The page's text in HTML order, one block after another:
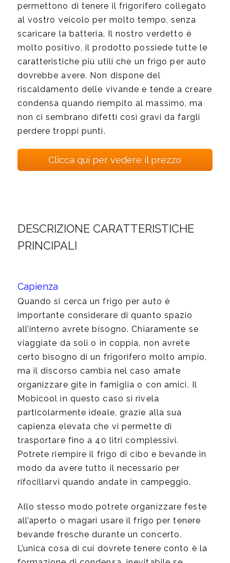
permettono di tenere il frigorifero collegato
al vostro veicolo per molto tempo, senza
scaricare la batteria. Il nostro verdetto è
molto positivo, il prodotto possiede tutte le
caratteristiche più utili che un frigo per auto
dovrebbe avere. Non dispone del
riscaldamento delle vivande e tende a creare
condensa quando riempito al massimo, ma
non ci sembrano difetti così gravi da fargli
perdere troppi punti.
Clicca qui per vedere il prezzo
DESCRIZIONE CARATTERISTICHE
PRINCIPALI
Capienza
Quando si cerca un frigo per auto è
importante considerare di quanto spazio
all’interno avrete bisogno. Chiaramente se
viaggiate da soli o in coppia, non avrete
certo bisogno di un frigorifero molto ampio,
ma il discorso cambia nel caso amate
organizzare gite in famiglia o con amici. Il
Mobicool in questo caso si rivela
particolarmente ideale, grazie alla sua
capienza elevata che vi permette di
trasportare fino a 40 litri complessivi.
Potrete riempire il frigo di cibo e bevande in
modo da avere tutto il necessario per
rifocillarvi quando andate in campeggio.
Allo stesso modo potrete organizzare feste
all’aperto o magari usare il frigo per tenere
bevande fresche durante un concerto.
L’unica cosa di cui dovrete tenere conto è la